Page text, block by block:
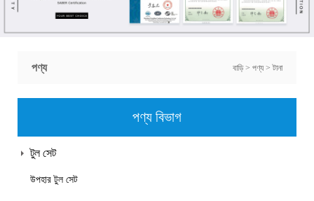
পণ্য বাড়ি> পণ্য >টানা
পণ্য বিভাগ
টুল সেট
উপহার টুল সেট